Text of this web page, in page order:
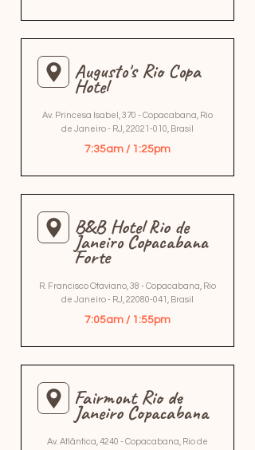
Augusto's Rio Copa
Hotel
Av. Princesa Isabel, 370 - Copacabana, Rio
de Janeiro - RJ, 22021-010 , Brasil
7:35am / 1:25pm
B&B Hotel Rio de
Janeiro Copacabana
Forte
R. Francisco Otaviano, 38 - Copacabana, Rio
de Janeiro - RJ, 22080-041 , Brasil
7:05am / 1:55pm
Fairmont Rio de
Janeiro Copacabana
Av. Atlântica, 4240 - Copacabana, Rio de